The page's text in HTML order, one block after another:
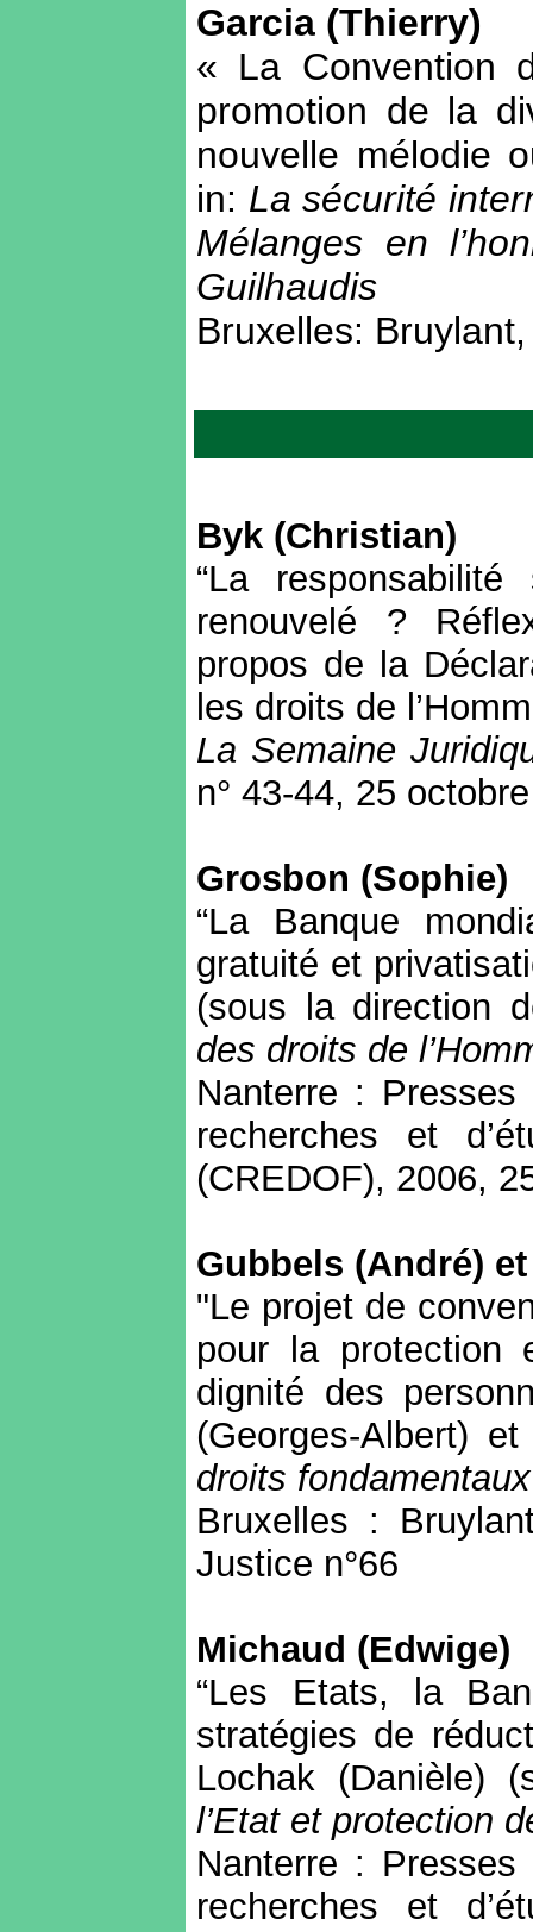
Garcia (Thierry)
« La Convention
promotion de la
nouvelle mélodie
in: La sécurité
Mélanges en
Guilhaudis
Bruxelles:
Byk (Christian)
“La
renouvelé ?
propos de la
les droits de
La Semaine
n° 43-44, 25
Grosbon (Sophie)
“La Banque
gratuité et
(sous la direction
des droits de
Nanterre :
recherches et
(CREDOF), 2006,
Gubbels (André)
"Le projet de
pour la
dignité des
(Georges-Albert)
droits
Bruxelles :
Justice n°66
Michaud (Edwige)
“Les Etats, la
stratégies de
Lochak (Danièle)
l’Etat et protection
Nanterre :
recherches et